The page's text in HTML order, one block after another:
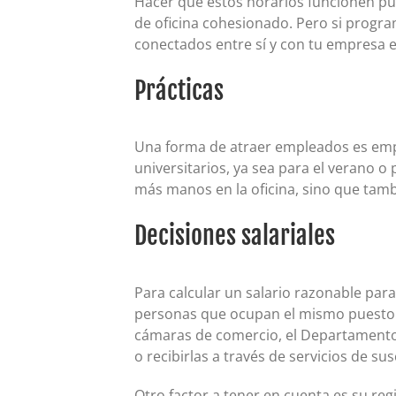
de oficina cohesionado. Pero si
conectados entre sí y con tu empresa
Prácticas
Una forma de atraer empleados es
universitarios, ya sea para el verano
más manos en la oficina, sino que
Decisiones salariales
Para calcular un salario razonable
personas que ocupan el mismo
cámaras de comercio, el
o recibirlas a través de servicios de